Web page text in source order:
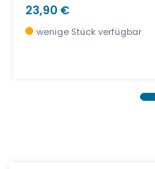
23,90 €
wenige Stück verfügbar